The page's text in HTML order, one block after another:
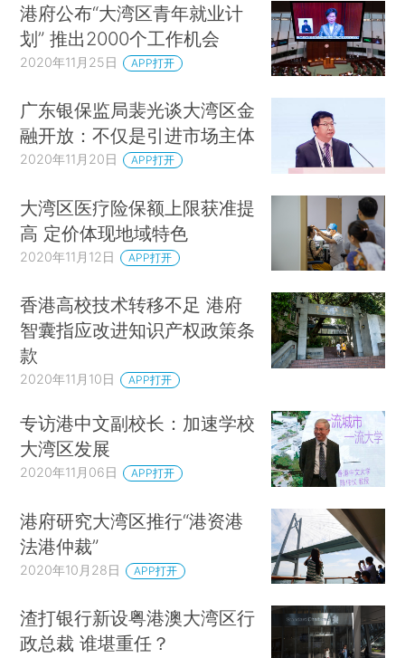
港府公布“大湾区青年就业计
划” 推出2000个工作机会
2020年11月25日 APP打开
广东银保监局裴光谈大湾区金
融开放：不仅是引进市场主体
2020年11月20日 APP打开
大湾区医疗险保额上限获准提
高 定价体现地域特色
2020年11月12日 APP打开
香港高校技术转移不足 港府
智囊指应改进知识产权政策条
款
2020年11月10日 APP打开
专访港中文副校长：加速学校
大湾区发展
2020年11月06日 APP打开
港府研究大湾区推行“港资港
法港仲裁”
2020年10月28日 APP打开
渣打银行新设粤港澳大湾区行
政总裁 谁堪重任？